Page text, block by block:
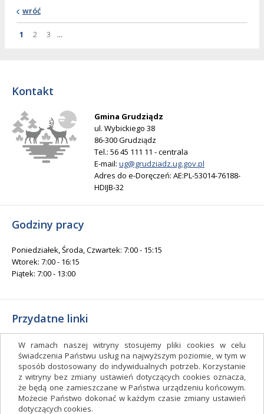
W ramach naszej witryny stosujemy pliki cookies w celu
świadczenia Państwu usług na najwyższym poziomie, w tym w
sposób dostosowany do indywidualnych potrzeb. Korzystanie
z witryny bez zmiany ustawień dotyczących cookies oznacza,
że będą one zamieszczane w Państwa urządzeniu końcowym.
Możecie Państwo dokonać w każdym czasie zmiany ustawień
dotyczących cookies.
wróć
Strona
Strona
1 Strona
2 Strona
3 ...
Kontakt
Gmina Grudziądz
ul. Wybickiego 38
86-300 Grudziądz
Tel.: 56 45 111 11 - centrala
E-mail: ug@grudziadz.ug.gov.pl
Adres do e-Doręczeń: AE:PL-53014-76188-
HDIJB-32
Godziny pracy
Poniedziałek, Środa, Czwartek: 7:00 - 15:15
Wtorek: 7:00 - 16:15
Piątek: 7:00 - 13:00
Przydatne linki
Gminny Ośrodek Kultury i Sportu
Gminna Biblioteka Publiczna
facebook.com/gminagrudziadz
Deklaracja dostępności
Facebook